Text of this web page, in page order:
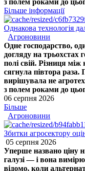
з полем роками до
Більше інформації
Однакова технологія
Агроновини
Одне господарство,
догляду на трьохстах
полі свій. Різниця
сягнула півтора
вирішувала не
з полем роками до
06 серпня 2026
Більше
Агроновини
Збитки агросектору
05 серпня 2026
Уперше названо ціну
галузі — і вона
відомо, коли